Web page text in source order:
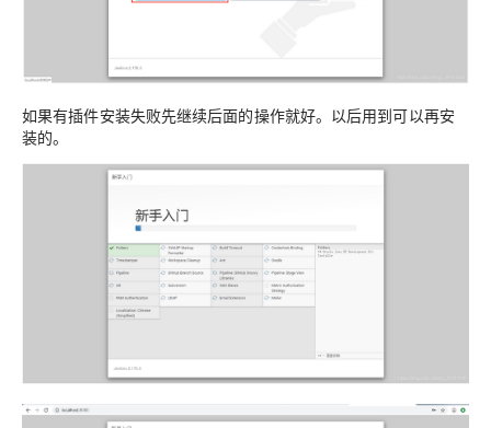
如果有插件安装失败先继续后面的操作就好。以后用到可以再安
装的。